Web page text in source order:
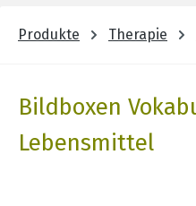
Produkte Therapie
Bildboxen
Lebensmittel